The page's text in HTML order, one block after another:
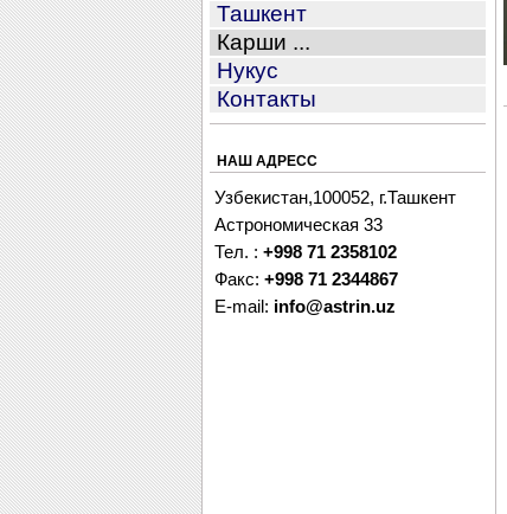
Ташкент
Карши ...
Нукус
Контакты
НАШ АДРЕСС
Узбекистан,100052, г.Ташкент
Астрономическая 33
Тел. : +998 71 2358102
Факс: +998 71 2344867
E-mail: info@astrin.uz